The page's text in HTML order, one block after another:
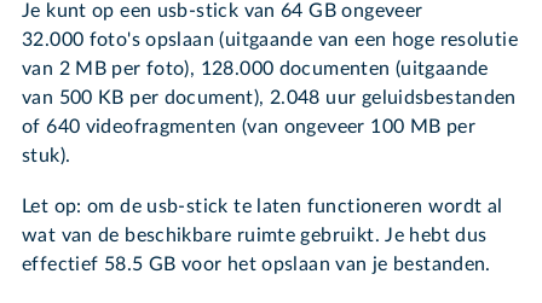
Je kunt op een usb-stick van 64 GB ongeveer
32.000 foto's opslaan (uitgaande van een hoge resolutie
van 2 MB per foto), 128.000 documenten (uitgaande
van 500 KB per document), 2.048 uur geluidsbestanden
of 640 videofragmenten (van ongeveer 100 MB per
stuk).
Let op: om de usb-stick te laten functioneren wordt al
wat van de beschikbare ruimte gebruikt. Je hebt dus
effectief 58.5 GB voor het opslaan van je bestanden.